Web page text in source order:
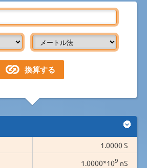
1.0000 S
1.0000*109 nS